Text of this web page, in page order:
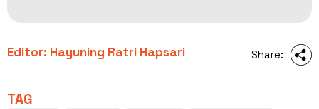
Editor: Hayuning Ratri Hapsari Share:
TAG